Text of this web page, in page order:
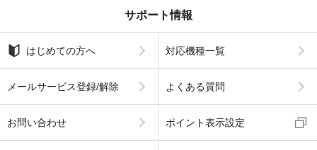
サポート情報
はじめての方へ 対応機種一覧
メールサービス登録/解除 よくある質問
お問い合わせ ポイント表示設定